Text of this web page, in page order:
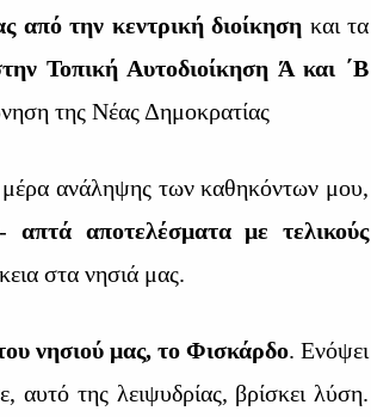
από την κεντρική διοίκηση και τα
Τοπική Αυτοδιοίκηση Ά και ΄Β
της Νέας Δημοκρατίας
μέρα ανάληψης των καθηκόντων μου,
απτά αποτελέσματα με τελικούς
στα νησιά μας.
νησιού μας, το Φισκάρδο. Ενόψει
αυτό της λειψυδρίας, βρίσκει λύση.